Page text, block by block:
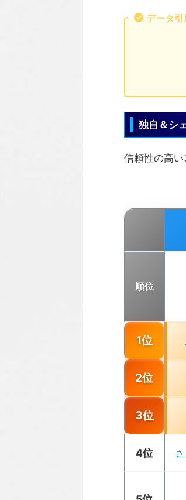
データ
独自＆シ
信頼性の高
順位
1位
2位
3位
4位